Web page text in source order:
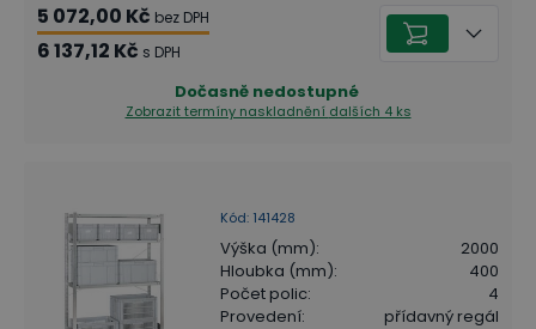
5 072,00 Kč bez DPH
6 137,12 Kč s DPH
Dočasně nedostupné
Zobrazit termíny naskladnění dalších 4 ks
Kód: 141428
Výška (mm):
2000
Hloubka (mm):
400
Počet polic:
4
Provedení: přídavný regál